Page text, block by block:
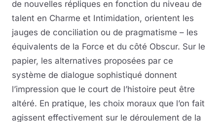
de nouvelles répliques en fonction du niveau de
talent en Charme et Intimidation, orientent les
jauges de conciliation ou de pragmatisme – les
équivalents de la Force et du côté Obscur. Sur le
papier, les alternatives proposées par ce
système de dialogue sophistiqué donnent
l’impression que le court de l’histoire peut être
altéré. En pratique, les choix moraux que l’on fait
agissent effectivement sur le déroulement de la